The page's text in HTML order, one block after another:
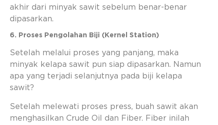
akhir dari minyak sawit sebelum benar-benar
dipasarkan.
6. Proses Pengolahan Biji (Kernel Station)
Setelah melalui proses yang panjang, maka
minyak kelapa sawit pun siap dipasarkan. Namun
apa yang terjadi selanjutnya pada biji kelapa
sawit?
Setelah melewati proses press, buah sawit akan
menghasilkan Crude Oil dan Fiber. Fiber inilah